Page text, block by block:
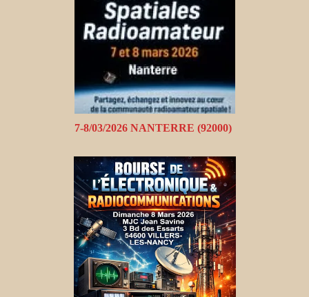
7-8/03/2026 NANTERRE (92000)